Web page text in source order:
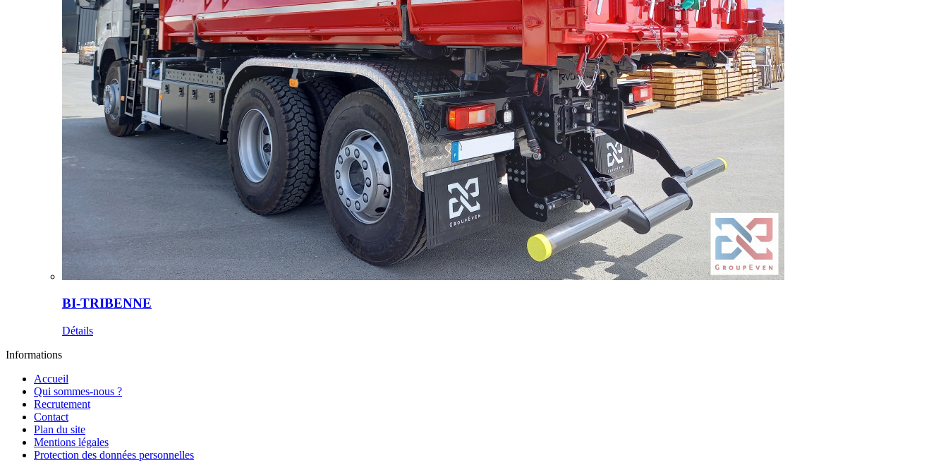
BI-TRIBENNE
Détails
Informations
Accueil
Qui sommes-nous ?
Recrutement
Contact
Plan du site
Mentions légales
Protection des données personnelles